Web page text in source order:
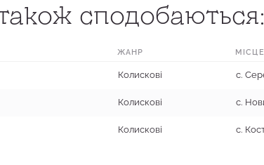
сподобаються:
ЖАНР МІСЦЕ
Колискові
Колискові
Колискові